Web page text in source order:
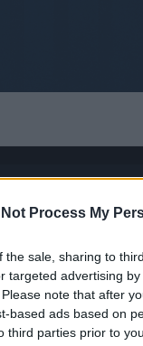
Not Process My
the sale, sharing to
targeted advertising
note that after
based ads based on
third parties prior to